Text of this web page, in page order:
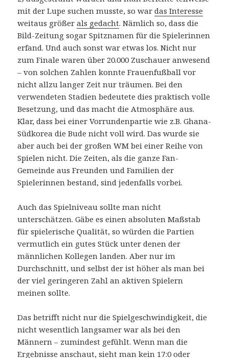
mit der Lupe suchen musste, so wardas Interesse
weitaus größerals gedacht. Nämlich so, dass die
Bild-Zeitung sogar Spitznamen für die Spielerinnen
erfand. Und auch sonst war etwas los. Nicht nur
zum Finale waren über 20.000 Zuschauer anwesend
– von solchen Zahlen konnte Frauenfußball vor
nicht allzu langer Zeit nur träumen. Bei den
verwendeten Stadien bedeutete dies praktisch volle
Besetzung, und das macht die Atmosphäre aus.
Klar, dass bei einer Vorrundenpartie wie z.B. Ghana-
Südkorea die Bude nicht voll wird. Das wurde sie
aber auch bei der großen WM bei einer Reihe von
Spielen nicht. Die Zeiten, als die ganze Fan-
Gemeinde aus Freunden und Familien der
Spielerinnen bestand, sind jedenfalls vorbei.
Auch das Spielniveau sollte man nicht
unterschätzen. Gäbe es einen absoluten Maßstab
für spielerische Qualität, so würden die Partien
vermutlich ein gutes Stück unter denen der
männlichen Kollegen landen. Aber nur im
Durchschnitt, und selbst der ist höher als man bei
der viel geringeren Zahl an aktiven Spielern
meinen sollte.
Das betrifft nicht nur die Spielgeschwindigkeit, die
nicht wesentlich langsamer war als bei den
Männern – zumindest gefühlt. Wenn man die
Ergebnisse anschaut, sieht man kein 17:0 oder